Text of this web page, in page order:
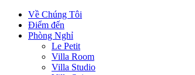
Về Chúng Tôi
Điểm đến
Phòng Nghỉ
Le Petit
Villa Room
Villa Studio